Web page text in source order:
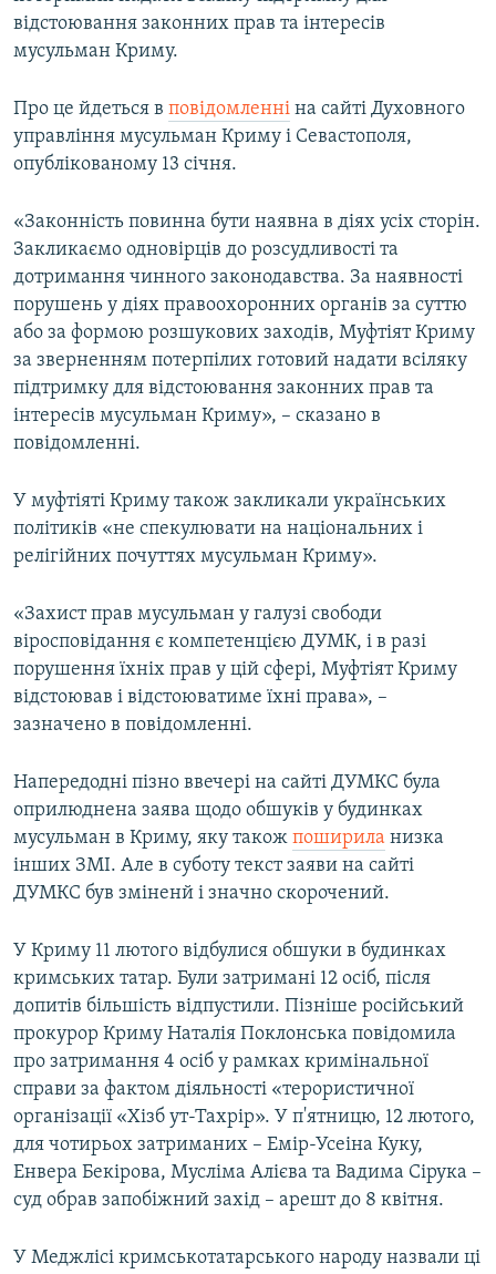
відстоювання законних прав та інтересів
мусульман Криму.
Про це йдеться в повідомленні на сайті Духовного
управління мусульман Криму і Севастополя,
опублікованому 13 січня.
«Законність повинна бути наявна в діях усіх сторін.
Закликаємо одновірців до розсудливості та
дотримання чинного законодавства. За наявності
порушень у діях правоохоронних органів за суттю
або за формою розшукових заходів, Муфтіят Криму
за зверненням потерпілих готовий надати всіляку
підтримку для відстоювання законних прав та
інтересів мусульман Криму», – сказано в
повідомленні.
У муфтіяті Криму також закликали українських
політиків «не спекулювати на національних і
релігійних почуттях мусульман Криму».
«Захист прав мусульман у галузі свободи
віросповідання є компетенцією ДУМК, і в разі
порушення їхніх прав у цій сфері, Муфтіят Криму
відстоював і відстоюватиме їхні права», –
зазначено в повідомленні.
Напередодні пізно ввечері на сайті ДУМКС була
оприлюднена заява щодо обшуків у будинках
мусульман в Криму, яку також поширила низка
інших ЗМІ. Але в суботу текст заяви на сайті
ДУМКС був зміненй і значно скорочений.
У Криму 11 лютого відбулися обшуки в будинках
кримських татар. Були затримані 12 осіб, після
допитів більшість відпустили. Пізніше російський
прокурор Криму Наталія Поклонська повідомила
про затримання 4 осіб у рамках кримінальної
справи за фактом діяльності «терористичної
організації «Хізб ут-Тахрір». У п'ятницю, 12 лютого,
для чотирьох затриманих – Емір-Усеіна Куку,
Енвера Бекірова, Мусліма Алієва та Вадима Сірука –
суд обрав запобіжний захід – арешт до 8 квітня.
У Меджлісі кримськотатарського народу назвали ці